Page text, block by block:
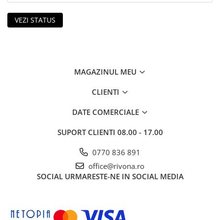
Tablouri din sticla acrilica
Animale fantastice
Siluete & Portrete Artistice
VEZI STATUS
MAGAZINUL MEU
CLIENTI
DATE COMERCIALE
SUPORT CLIENTI 08.00 - 17.00
0770 836 891
office@rivona.ro
SOCIAL URMARESTE-NE IN SOCIAL MEDIA